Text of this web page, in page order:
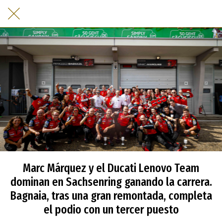
Marc Márquez y el Ducati Lenovo Team
dominan en Sachsenring ganando la carrera.
Bagnaia, tras una gran remontada, completa
el podio con un tercer puesto